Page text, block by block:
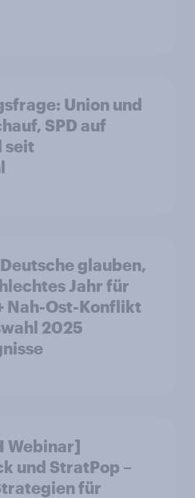
Union und
SPD auf
seit
glauben,
Jahr für
Nah-Ost-Konflikt
2025
Webinar]
und StratPop –
für